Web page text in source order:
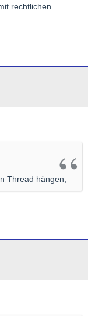
rechtlichen
Thread hängen,